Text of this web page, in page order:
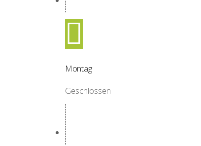
Montag
Geschlossen